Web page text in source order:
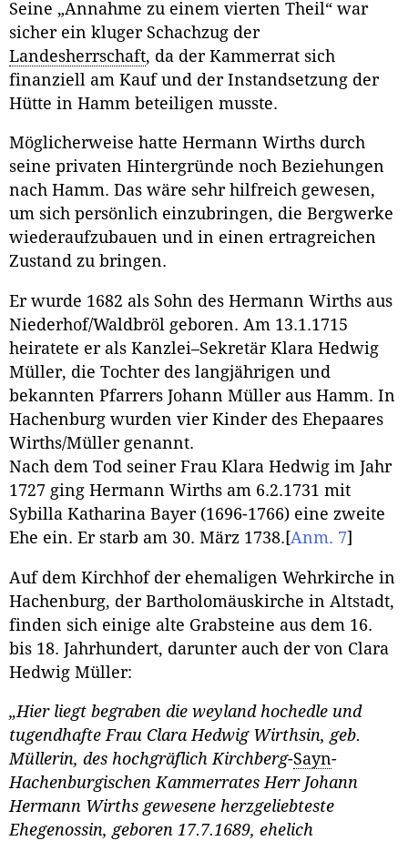
Seine „Annahme zu einem vierten Theil“ war
sicher ein kluger Schachzug der
Landesherrschaft, da der Kammerrat sich
finanziell am Kauf und der Instandsetzung der
Hütte in Hamm beteiligen musste.
Möglicherweise hatte Hermann Wirths durch
seine privaten Hintergründe noch Beziehungen
nach Hamm. Das wäre sehr hilfreich gewesen,
um sich persönlich einzubringen, die Bergwerke
wiederaufzubauen und in einen ertragreichen
Zustand zu bringen.
Er wurde 1682 als Sohn des Hermann Wirths aus
Niederhof/Waldbröl geboren. Am 13.1.1715
heiratete er als Kanzlei–Sekretär Klara Hedwig
Müller, die Tochter des langjährigen und
bekannten Pfarrers Johann Müller aus Hamm. In
Hachenburg wurden vier Kinder des Ehepaares
Wirths/Müller genannt.
Nach dem Tod seiner Frau Klara Hedwig im Jahr
1727 ging Hermann Wirths am 6.2.1731 mit
Sybilla Katharina Bayer (1696-1766) eine zweite
Ehe ein. Er starb am 30. März 1738. [Anm. 7]
Auf dem Kirchhof der ehemaligen Wehrkirche in
Hachenburg, der Bartholomäuskirche in Altstadt,
finden sich einige alte Grabsteine aus dem 16.
bis 18. Jahrhundert, darunter auch der von Clara
Hedwig Müller:
„Hier liegt begraben die weyland hochedle und
tugendhafte Frau Clara Hedwig Wirthsin, geb.
Müllerin, des hochgräflich Kirchberg-Sayn-
Hachenburgischen Kammerrates Herr Johann
Hermann Wirths gewesene herzgeliebteste
Ehegenossin, geboren 17.7.1689, ehelich